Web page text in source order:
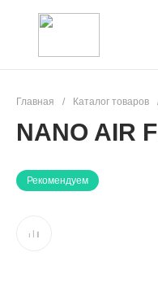
Главная / Каталог товаров
NANO AIR
Рекомендуем